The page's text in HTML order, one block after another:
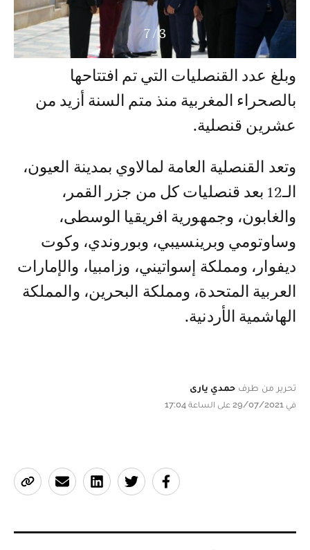
3
/
7
وبلغ عدد القنصليات التي تم افتتاحها
بالصحراء المغربية منذ متم السنة أزيد من
عشرين قنصلية.
وتعد القنصلية العامة لمالاوي بمدينة العيون،
الـ12 بعد قنصليات كل من جزر القمر،
والغابون، وجمهورية افريقيا الوسطى،
وساوتومي وبرينسيبي، وبوروندي، وكوت
ديفوار، ومملكة إسواتيني، وزامبيا، والإمارات
العربية المتحدة، ومملكة البحرين، والمملكة
الهاشمية الأردنية.
تحرير من طرف حمدي يارى
في 29/07/2021 على الساعة 17:04